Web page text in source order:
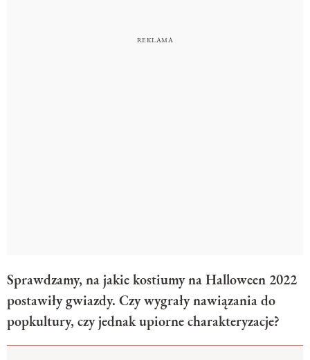
Sprawdzamy, na jakie kostiumy na Halloween 2022
postawiły gwiazdy. Czy wygrały nawiązania do
popkultury, czy jednak upiorne charakteryzacje?